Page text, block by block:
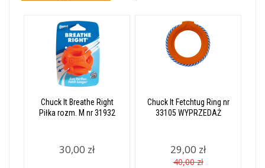
Chuck It Breathe Right
Piłka rozm. M nr 31932
30,00 zł
Chuck It Fetchtug Ring nr
33105 WYPRZEDAŻ
29,00 zł
40,00 zł